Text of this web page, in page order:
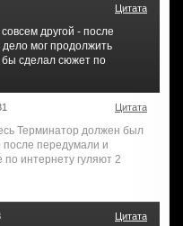
Цитата
другой - после
мог продолжить
бы сделал сюжет по
Цитата
Терминатор должен был
после передумали и
по интернету гуляют 2
Цитата